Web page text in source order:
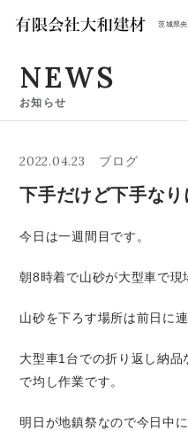
茨城県
NEWS
お知らせ
2022.04.23 ブログ
下手だけど下手なり
今日は一週間目です。
朝8時着で山砂が大型車で現
山砂を下ろす場所は前日に
大型車1台での折り返し納
で均し作業です。
明日が地鎮祭なので今日中